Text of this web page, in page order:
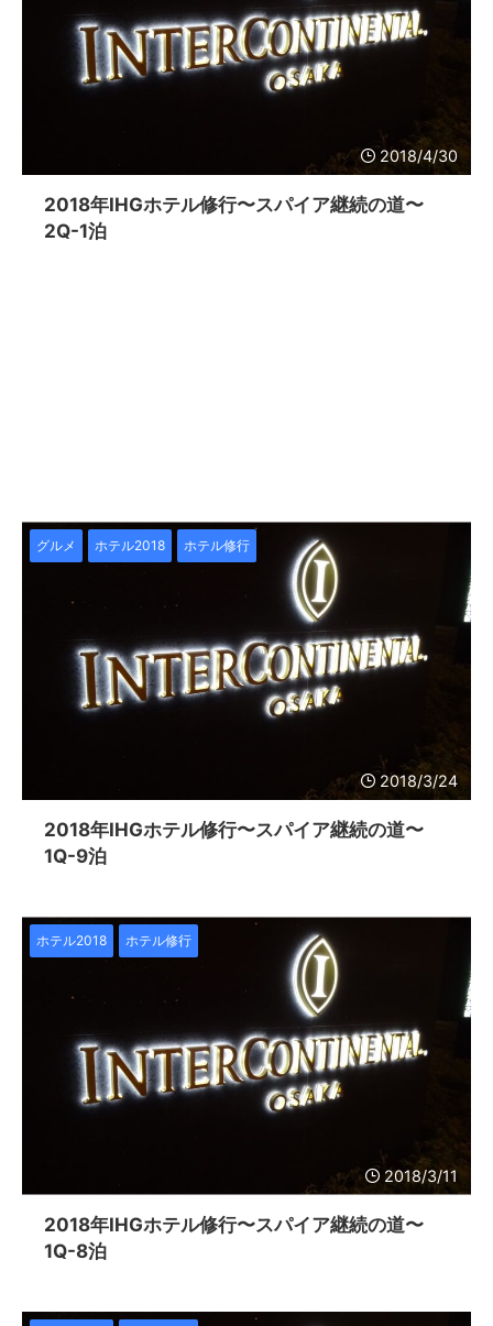
2018/4/30
2018年IHGホテル修行〜スパイア継続の道〜
2Q-1泊
2018/3/24
グルメ ホテル2018 ホテル修行
2018年IHGホテル修行〜スパイア継続の道〜
1Q-9泊
2018/3/11
ホテル2018 ホテル修行
2018年IHGホテル修行〜スパイア継続の道〜
1Q-8泊